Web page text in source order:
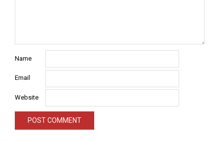
Name
Email
Website